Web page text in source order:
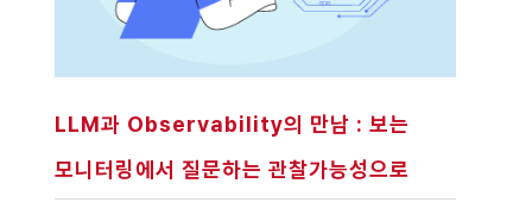
LLM과 Observability의 만남 : 보는
모니터링에서 질문하는 관찰가능성으로